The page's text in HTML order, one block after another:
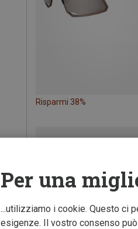
Risparmi 38%
Per una
...utilizziamo i cookie. Questo ci
esigenze. Il vostro consenso